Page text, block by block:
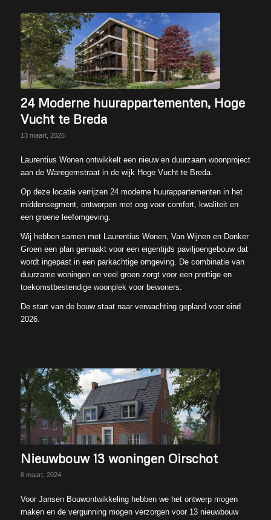
24 Moderne huurappartementen, Hoge
Vucht te Breda
13 maart, 2026
Laurentius Wonen ontwikkelt een nieuw en duurzaam woonproject
aan de Waregemstraat in de wijk Hoge Vucht te Breda.
Op deze locatie verrijzen 24 moderne huurappartementen in het
middensegment, ontworpen met oog voor comfort, kwaliteit en
een groene leefomgeving.
Wij hebben samen met Laurentius Wonen, Van Wijnen en Donker
Groen een plan gemaakt voor een eigentijds paviljoengebouw dat
wordt ingepast in een parkachtige omgeving. De combinatie van
duurzame woningen en veel groen zorgt voor een prettige en
toekomstbestendige woonplek voor bewoners.
De start van de bouw staat naar verwachting gepland voor eind
2026.
Nieuwbouw 13 woningen Oirschot
6 maart, 2024
Voor Jansen Bouwontwikkeling hebben we het ontwerp mogen
maken en de vergunning mogen verzorgen voor 13 nieuwbouw